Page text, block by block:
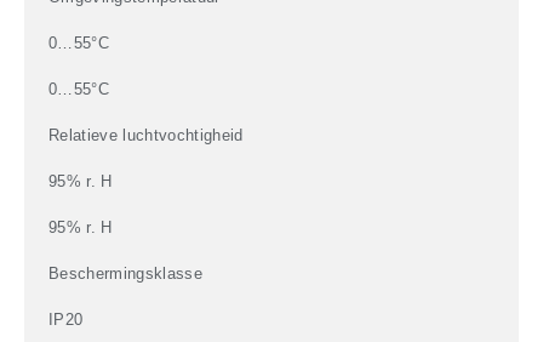
0…55°C
0…55°C
Relatieve luchtvochtigheid
95% r. H
95% r. H
Beschermingsklasse
IP20